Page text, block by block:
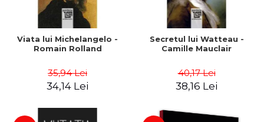
Viata lui Michelangelo -
Romain Rolland
35,94 Lei
34,14 Lei
Secretul lui Watteau -
Camille Mauclair
40,17 Lei
38,16 Lei